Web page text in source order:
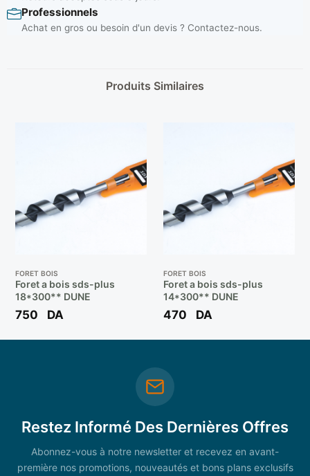
Professionnels
Achat en gros ou besoin d'un devis ? Contactez-nous.
Produits Similaires
FORET BOIS
Foret a bois sds-plus
18*300** DUNE
750 DA
FORET BOIS
Foret a bois sds-plus
14*300** DUNE
470 DA
Restez Informé Des Dernières Offres
Abonnez-vous à notre newsletter et recevez en avant-
première nos promotions, nouveautés et bons plans exclusifs